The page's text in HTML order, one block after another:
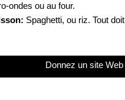
ondes ou au four.
Spaghetti, ou riz. Tout
Donnez un site